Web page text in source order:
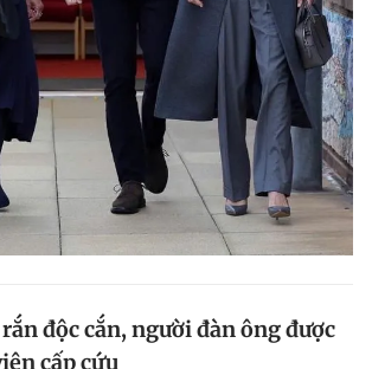
độc cắn, người đàn ông được
cấp cứu